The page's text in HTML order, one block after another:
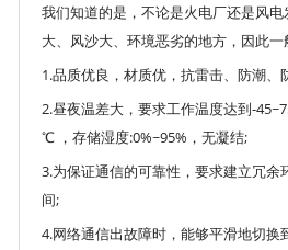
我们知道的是，不论是火电厂还是风
大、风沙大、环境恶劣的地方，因此一
1.品质优良，材质优，抗雷击、防潮、
2.昼夜温差大，要求工作温度达到-
℃ ，存储湿度:0%~95%，无凝结;
3.为保证通信的可靠性，要求建立冗余
间;
4.网络通信出故障时，能够平滑地切换